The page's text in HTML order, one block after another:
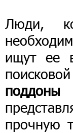
Люди,
ищут ее
прочную